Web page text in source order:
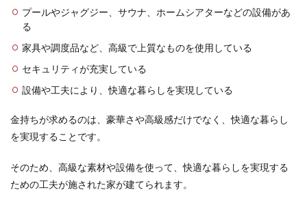
口コ
ミや
評判
3.1
良か
点
悪か
った
3.3
どん
プールやジャグジー、サウナ、ホームシアターなどの設備があ
る
家具や調度品など、高級で上質なものを使用している
セキュリティが充実している
設備や工夫により、快適な暮らしを実現している
金持ちが求めるのは、豪華さや高級感だけでなく、快適な暮らし
を実現することです。
そのため、高級な素材や設備を使って、快適な暮らしを実現する
ための工夫が施された家が建てられます。